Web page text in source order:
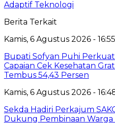
Adaptif Teknologi
Berita Terkait
Kamis, 6 Agustus 2026 - 16:55
Bupati Sofyan Puhi
Capaian Cek Kesehatan
Tembus 54,43 Persen
Kamis, 6 Agustus 2026 -
Sekda Hadiri Perkajum
Dukung Pembinaan Warga